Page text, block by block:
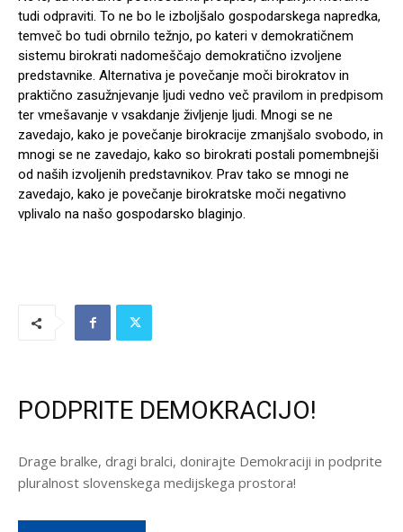
tudi odpraviti. To ne bo le izboljšalo gospodarskega napredka,
temveč bo tudi obrnilo težnjo, po kateri v demokratičnem
sistemu birokrati nadomeščajo demokratično izvoljene
predstavnike. Alternativa je povečanje moči birokratov in
praktično zasužnjevanje ljudi vedno več pravilom in predpisom
ter vmešavanje v vsakdanje življenje ljudi. Mnogi se ne
zavedajo, kako je povečanje birokracije zmanjšalo svobodo, in
mnogi se ne zavedajo, kako so birokrati postali pomembnejši
od naših izvoljenih predstavnikov. Prav tako se mnogi ne
zavedajo, kako je povečanje birokratske moči negativno
vplivalo na našo gospodarsko blaginjo.
PODPRITE DEMOKRACIJO!
Drage bralke, dragi bralci, donirajte Demokraciji in podprite
pluralnost slovenskega medijskega prostora!